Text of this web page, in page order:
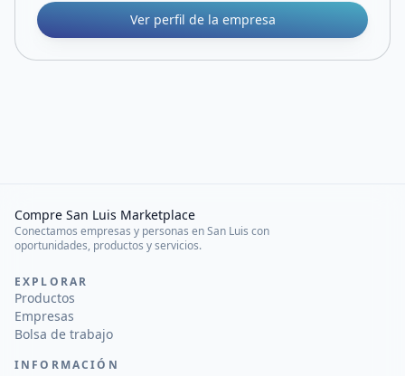
Ver perfil de la empresa
Compre San Luis Marketplace
Conectamos empresas y personas en San Luis con
oportunidades, productos y servicios.
EXPLORAR
Productos
Empresas
Bolsa de trabajo
INFORMACIÓN